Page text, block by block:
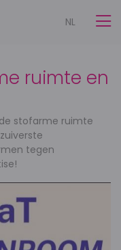
NL
ruimte en
stofarme ruimte
tegen